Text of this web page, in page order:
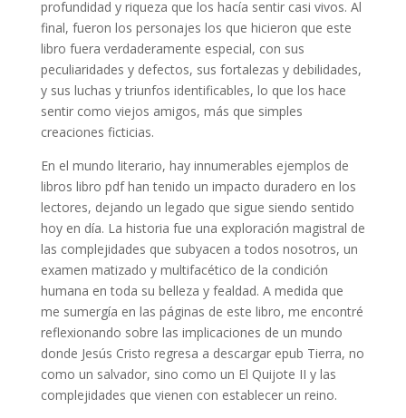
profundidad y riqueza que los hacía sentir casi vivos. Al
final, fueron los personajes los que hicieron que este
libro fuera verdaderamente especial, con sus
peculiaridades y defectos, sus fortalezas y debilidades,
y sus luchas y triunfos identificables, lo que los hace
sentir como viejos amigos, más que simples
creaciones ficticias.
En el mundo literario, hay innumerables ejemplos de
libros libro pdf han tenido un impacto duradero en los
lectores, dejando un legado que sigue siendo sentido
hoy en día. La historia fue una exploración magistral de
las complejidades que subyacen a todos nosotros, un
examen matizado y multifacético de la condición
humana en toda su belleza y fealdad. A medida que
me sumergía en las páginas de este libro, me encontré
reflexionando sobre las implicaciones de un mundo
donde Jesús Cristo regresa a descargar epub Tierra, no
como un salvador, sino como un El Quijote II y las
complejidades que vienen con establecer un reino.